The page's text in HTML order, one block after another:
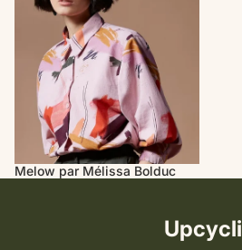
Melow par Mélissa Bolduc
Upcycli